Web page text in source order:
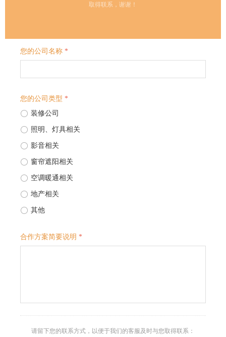
取得联系，谢谢！
您的公司名称 *
您的公司类型 *
ꀐ 装修公司
ꀐ 照明、灯具相关
ꀐ 影音相关
ꀐ 窗帘遮阳相关
ꀐ 空调暖通相关
ꀐ 地产相关
ꀐ 其他
合作方案简要说明 *
请留下您的联系方式，以便于我们的客服及时与您取得联系：